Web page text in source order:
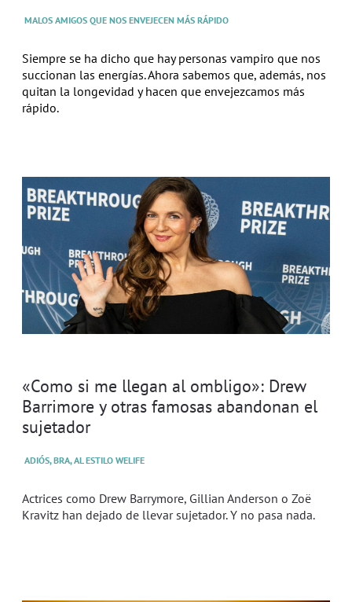
MALOS AMIGOS QUE NOS ENVEJECEN MÁS RÁPIDO
Siempre se ha dicho que hay personas vampiro que nos
succionan las energías. Ahora sabemos que, además, nos
quitan la longevidad y hacen que envejezcamos más
rápido.
«Como si me llegan al ombligo»: Drew
Barrimore y otras famosas abandonan el
sujetador
ADIÓS, BRA, AL ESTILO WELIFE
Actrices como Drew Barrymore, Gillian Anderson o Zoë
Kravitz han dejado de llevar sujetador. Y no pasa nada.